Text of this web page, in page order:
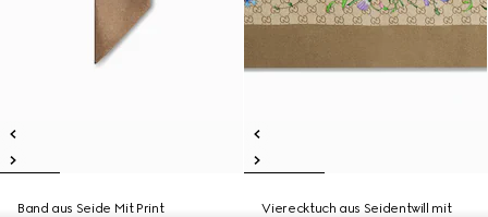
Band aus Seide Mit Print
Vierecktuch aus Seidentwill mit